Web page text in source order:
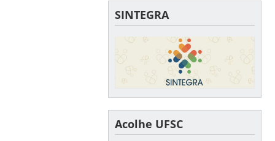
SINTEGRA
Acolhe UFSC